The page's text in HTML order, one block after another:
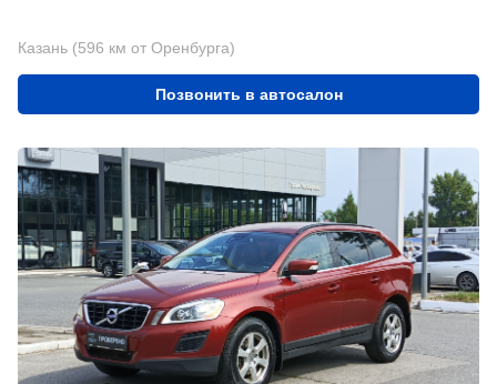
Казань (596 км от Оренбурга)
Позвонить в автосалон